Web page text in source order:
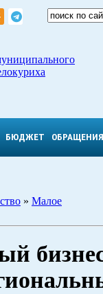
БЮДЖЕТ ОБРАЩЕНИЯ
» Малое